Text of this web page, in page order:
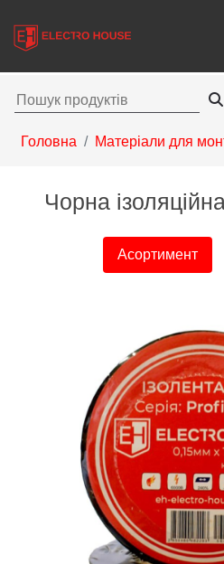
Головна Матеріали для
Чорна
Асортимент